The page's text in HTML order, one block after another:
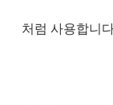
처럼 사용합니